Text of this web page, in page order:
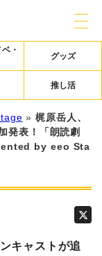
・
グッズ
推し活
»梶原岳人、
発表！「朗読劇
by eeo Sta
キャストが追